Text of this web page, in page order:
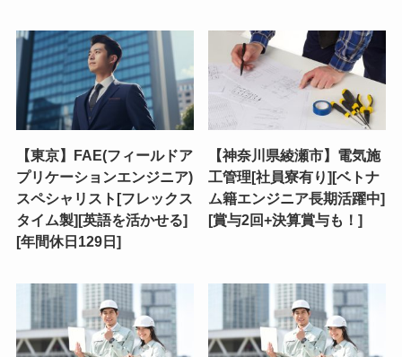
【東京】FAE(フィールドア
プリケーションエンジニア)
スペシャリスト[フレックス
タイム製][英語を活かせる]
[年間休日129日]
【神奈川県綾瀬市】電気施
工管理[社員寮有り][ベトナ
ム籍エンジニア長期活躍中]
[賞与2回+決算賞与も！]